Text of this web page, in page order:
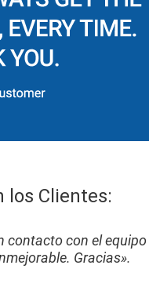
los Clientes:
contacto con el
Gracias».